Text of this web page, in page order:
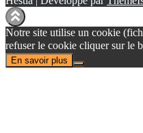
Notre site utilise un cookie
refuser le cookie cliquer sur le
En savoir plus